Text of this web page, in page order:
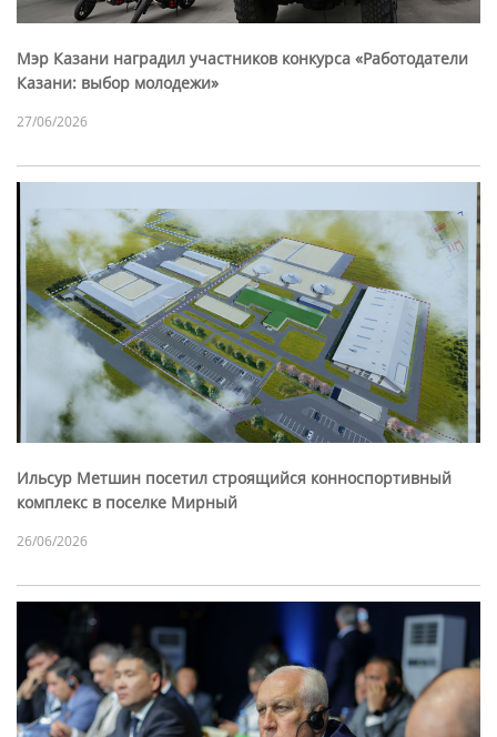
Мэр Казани наградил участников конкурса «Работодатели
Казани: выбор молодежи»
27/06/2026
Ильсур Метшин посетил строящийся конноспортивный
комплекс в поселке Мирный
26/06/2026